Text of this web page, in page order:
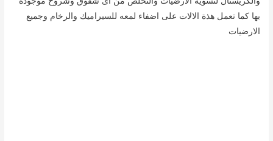
بها كما تعمل هذة الالات على اضفاء لمعه للسيراميك والرخام وجميع
الارضيات